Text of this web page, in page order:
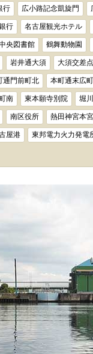
行 広小路記念凱旋門
行 名古屋観光ホテル
央図書館 鶴舞動物園
岩井通大須 大須交差
通門前町北 本町通末広町
南 東本願寺別院 堀
南区役所 熱田神宮本宮
屋港 東邦電力火力発電